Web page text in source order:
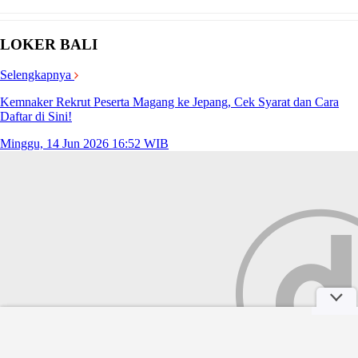
LOKER BALI
Selengkapnya
Kemnaker Rekrut Peserta Magang ke Jepang, Cek Syarat dan Cara
Daftar di Sini!
Minggu, 14 Jun 2026 16:52 WIB